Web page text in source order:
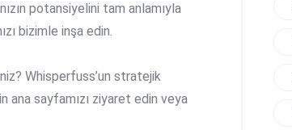
potansiyelini tam anlamıyla
bizimle inşa edin.
Whisperfuss’un stratejik
ana sayfamızı ziyaret edin veya